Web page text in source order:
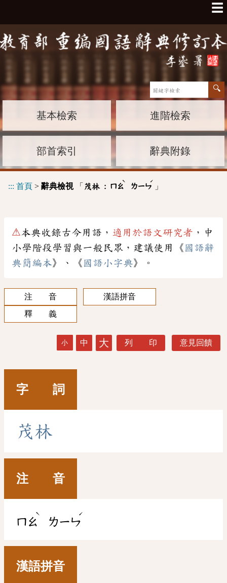
☰
基本檢索 進階檢索
部首索引 辭典附錄
::: 首頁 > 辭典檢視「 茂林 : ㄇㄠ
ˋ
ㄌㄧㄣ
ˊ
」
⚠本典收錄古今用語， 適用於語文研究者 ，中
小學階段學習與一般民眾，建議使用《 國語辭
典簡編本》、《 國語小字典》。
注 音
漢語拼音
釋 義
小 中 大 列 印 意見回饋
字 詞
茂林
注 音
ㄇㄠ
ˋ
ㄌㄧㄣ
ˊ
漢語拼音